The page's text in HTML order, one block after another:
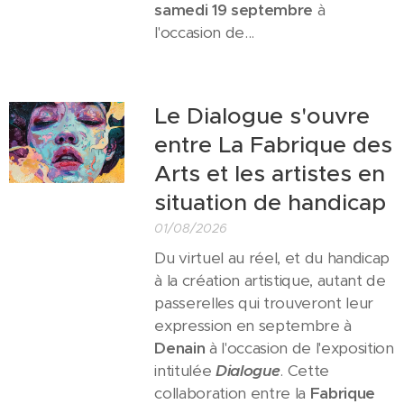
samedi 19 septembre à
l'occasion de...
Le Dialogue s'ouvre
entre La Fabrique des
Arts et les artistes en
situation de handicap
01/08/2026
Du virtuel au réel, et du handicap
à la création artistique, autant de
passerelles qui trouveront leur
expression en septembre à
Denain à l'occasion de l'exposition
intitulée Dialogue. Cette
collaboration entre la Fabrique